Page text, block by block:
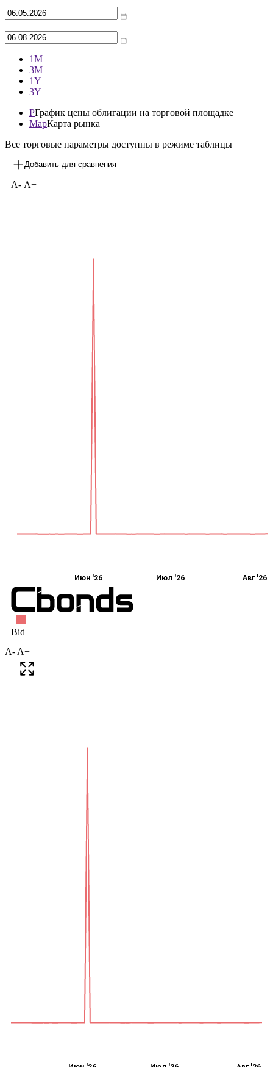
Архив
3М
1Y
MapКарта рынка
Все торговые параметры доступны в режиме таблицы